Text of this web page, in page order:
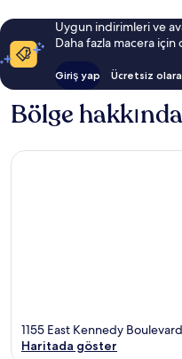
Uygun indirimleri ve
Daha fazla macera için
Giriş yap Ücretsiz
Bölge hakkında
1155 East Kennedy
Haritada göster